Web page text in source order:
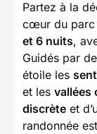
Partez à la
cœur du parc
et 6 nuits,
Guidés par
étoile les
et les vallées
discrète et
randonnée